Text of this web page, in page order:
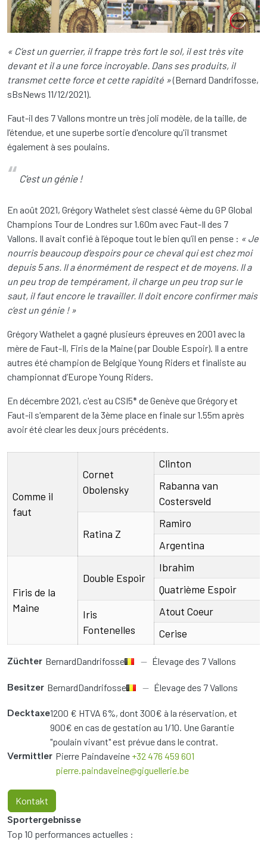
« C’est un guerrier, il frappe très fort le sol, il est très vite
devant et il a une force incroyable. Dans ses produits, il
transmet cette force et cette rapidité »(Bernard Dandrifosse,
sBsNews 11/12/2021).
Faut-il des 7 Vallons montre un très joli modèle, de la taille, de
l’étendue, et une superbe sortie d'encolure qu'il transmet
également à ses poulains.
C’est un génie !
En août 2021, Grégory Wathelet s’est classé 4ème du GP Global
Champions Tour de Londres sur 1.60m avec Faut-Il des 7
Vallons. Il avait confié à l’époque tout le bien qu’il en pense : « Je
nourris beaucoup d’espoirs pour ce cheval qui est chez moi
depuis 5 ans. Il a énormément de respect et de moyens. Il a
un peu trop de tempérament, il charge un peu trop sur le
saut, il faut encore le travailler. Il doit encore confirmer mais
c’est un génie ! »
Grégory Wathelet a gagné plusieurs épreuves en 2001 avec la
mère de Faut-Il, Firis de la Maine (par Double Espoir). Il a entre
autres été champion de Belgique Young Riders et finaliste au
championnat d’Europe Young Riders.
En décembre 2021, c'est au CSI5* de Genève que Grégory et
Faut-il s'emparent de la 3ème place en finale sur 1.55m après
avoir été clear les deux jours précédents.
Abstammung
great-grandparents
Comme il
faut
Cornet
Obolensky
Clinton
Rabanna van
Costersveld
Ratina Z
Ramiro
Argentina
Firis de la
Maine
Double Espoir
Ibrahim
Quatrième Espoir
Iris
Fontenelles
Atout Coeur
Cerise
Züchter BernardDandrifosse Élevage des 7 Vallons
Besitzer BernardDandrifosse Élevage des 7 Vallons
Decktaxe1200 € HTVA 6%, dont 300€ à la réservation, et
900€ en cas de gestation au 1/10. Une Garantie
"poulain vivant" est prévue dans le contrat.
Vermittler Pierre Paindaveine +32 476 459 601
pierre.paindaveine@giguellerie.be
Kontakt
Sportergebnisse
Top 10 performances actuelles :